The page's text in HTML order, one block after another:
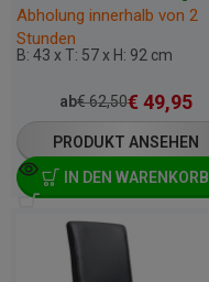
Abholung innerhalb von 2
Stunden
B: 43 x T: 57 x H: 92 cm
ab€62,50€ 49,95
PRODUKT ANSEHEN
IN DEN WARENKORB